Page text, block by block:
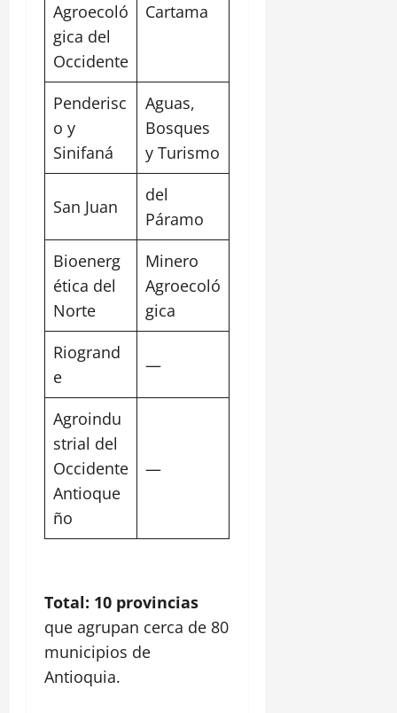
Agroecoló
gica del
Occidente
Cartama
Penderisc
o y
Sinifaná
Aguas,
Bosques
y Turismo
San Juan
del
Páramo
Bioenerg
ética del
Norte
Minero
Agroecoló
gica
Riogrand
e
—
Agroindu
strial del
Occidente
Antioque
ño
—
Total: 10 provincias
que agrupan cerca de 80
municipios de
Antioquia.